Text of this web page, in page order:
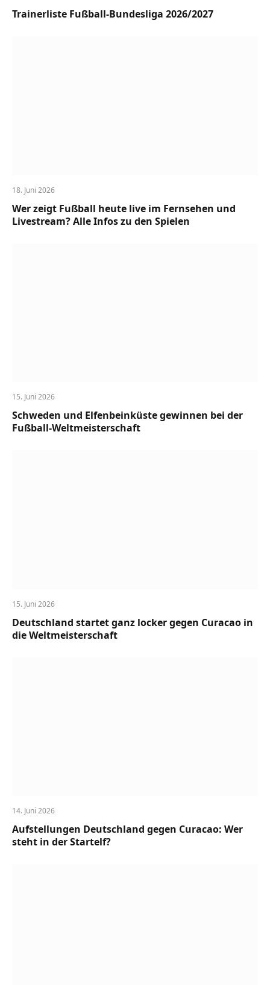
Trainerliste Fußball-Bundesliga 2026/2027
18. Juni 2026
Wer zeigt Fußball heute live im Fernsehen und
Livestream? Alle Infos zu den Spielen
15. Juni 2026
Schweden und Elfenbeinküste gewinnen bei der
Fußball-Weltmeisterschaft
15. Juni 2026
Deutschland startet ganz locker gegen Curacao in
die Weltmeisterschaft
14. Juni 2026
Aufstellungen Deutschland gegen Curacao: Wer
steht in der Startelf?